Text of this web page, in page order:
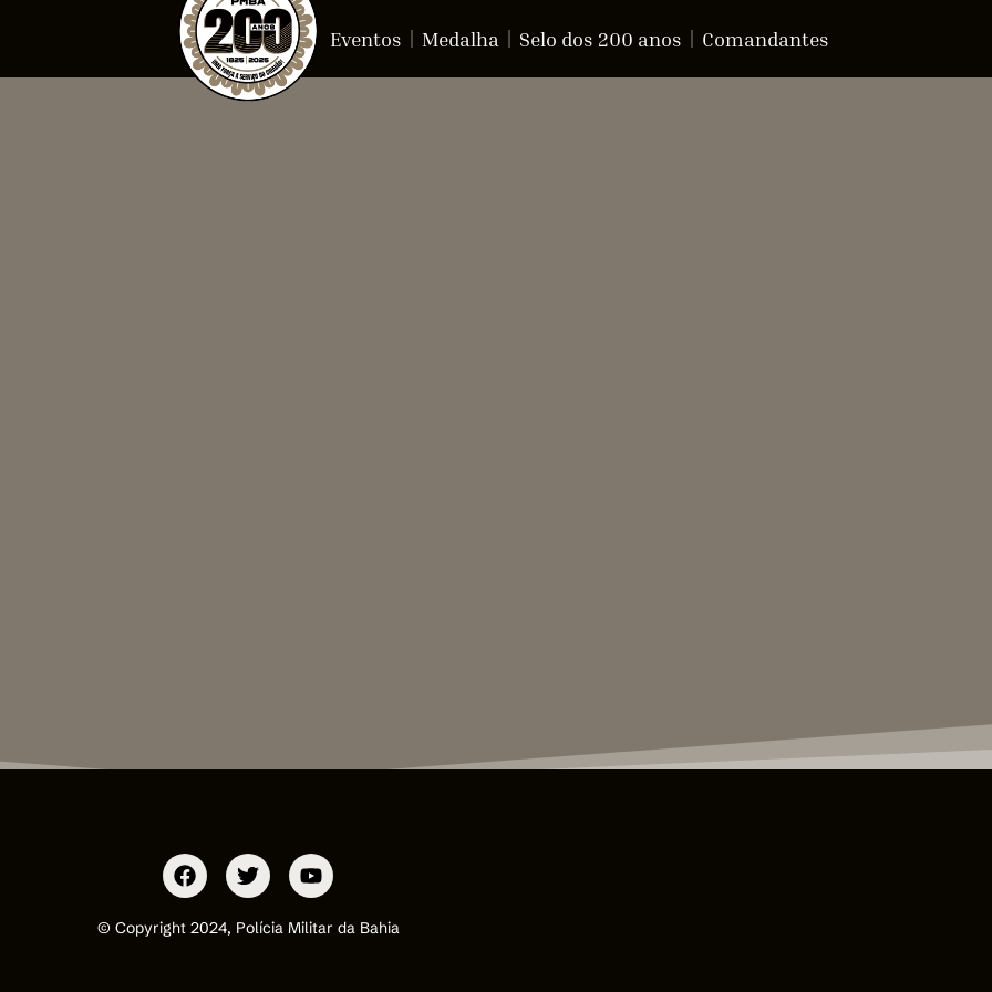
Eventos Medalha Selo dos 200 anos Comandantes
© Copyright 2024, Polícia Militar da Bahia